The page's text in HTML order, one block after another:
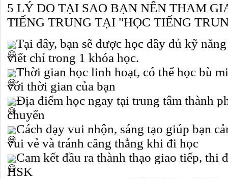
5 LÝ DO TẠI SAO BẠN NÊN THAM
TIẾNG TRUNG TẠI "HỌC TIẾNG
Tại đây, bạn sẽ được học đầy đủ kỹ
viết chỉ trong 1 khóa học.
Thời gian học linh hoạt, có thể học bù
với thời gian của bạn
Địa điểm học ngay tại trung tâm thành
chuyển
Cách dạy vui nhộn, sáng tạo giúp bạn
vui vẻ và tránh căng thẳng khi đi học
Cam kết đầu ra thành thạo giao tiếp, thi
HSK